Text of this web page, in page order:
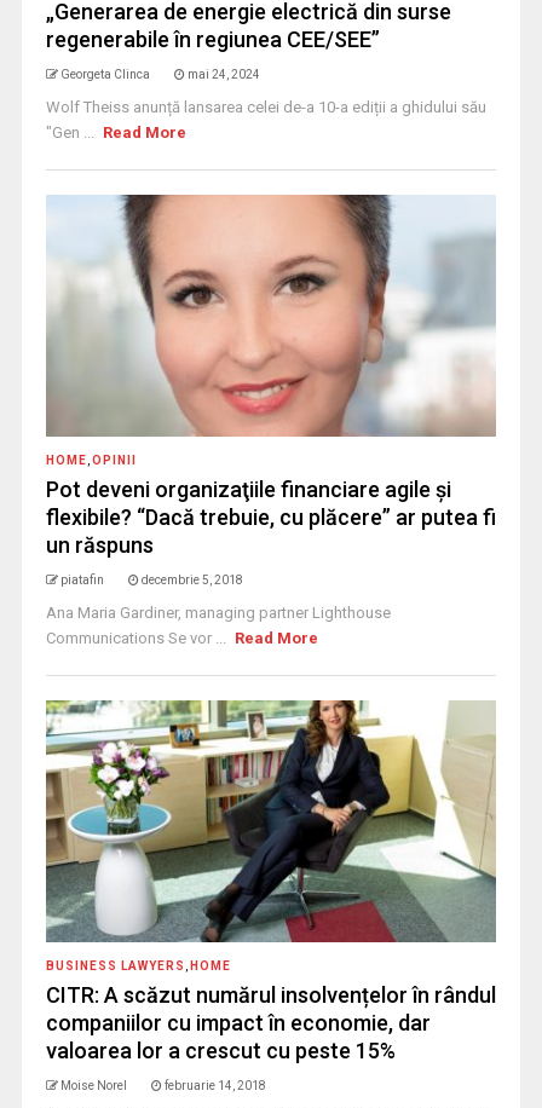
„Generarea de energie electrică din surse
regenerabile în regiunea CEE/SEE”
Georgeta Clinca mai 24, 2024
Wolf Theiss anunță lansarea celei de-a 10-a ediții a ghidului său
"Gen ... Read More
HOME OPINII
Pot deveni organizaţiile financiare agile şi
flexibile? “Dacă trebuie, cu plăcere” ar putea fi
un răspuns
piatafin decembrie 5, 2018
Ana Maria Gardiner, managing partner Lighthouse
Communications Se vor ... Read More
BUSINESS LAWYERS HOME
CITR: A scăzut numărul insolvențelor în rândul
companiilor cu impact în economie, dar
valoarea lor a crescut cu peste 15%
Moise Norel februarie 14, 2018